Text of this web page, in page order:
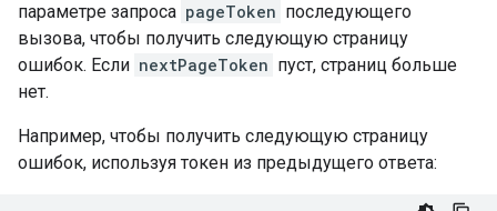
параметре запроса pageToken последующего
вызова, чтобы получить следующую страницу
ошибок. Если nextPageToken пуст, страниц больше
нет.
Например, чтобы получить следующую страницу
ошибок, используя токен из предыдущего ответа: